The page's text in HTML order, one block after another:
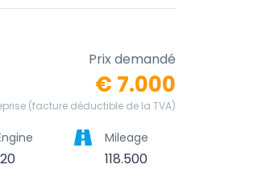
Prix demandé
€ 7.000
(facture déductible de la TVA)
Mileage
118.500